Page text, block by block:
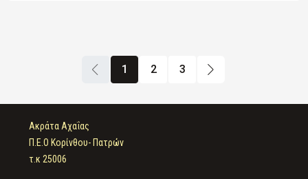
1 2 3
Ακράτα Αχαΐας
Π.Ε.Ο Κορίνθου- Πατρών
τ.κ 25006